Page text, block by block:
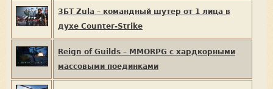
ЗБТ Zula – командный шутер от 1 лица в
духе Counter-Strike
Reign of Guilds – MMORPG с хардкорными
массовыми поединками